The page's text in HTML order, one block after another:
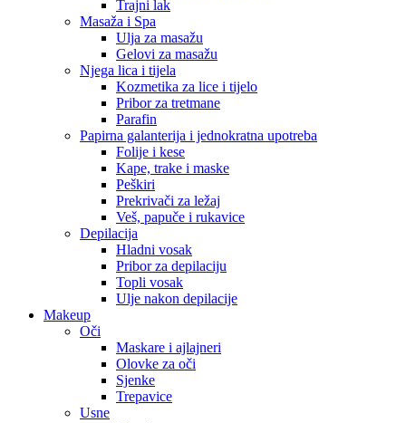
Trajni lak
Masaža i Spa
Ulja za masažu
Gelovi za masažu
Njega lica i tijela
Kozmetika za lice i tijelo
Pribor za tretmane
Parafin
Papirna galanterija i jednokratna upotreba
Folije i kese
Kape, trake i maske
Peškiri
Prekrivači za ležaj
Veš, papuče i rukavice
Depilacija
Hladni vosak
Pribor za depilaciju
Topli vosak
Ulje nakon depilacije
Makeup
Oči
Maskare i ajlajneri
Olovke za oči
Sjenke
Trepavice
Usne